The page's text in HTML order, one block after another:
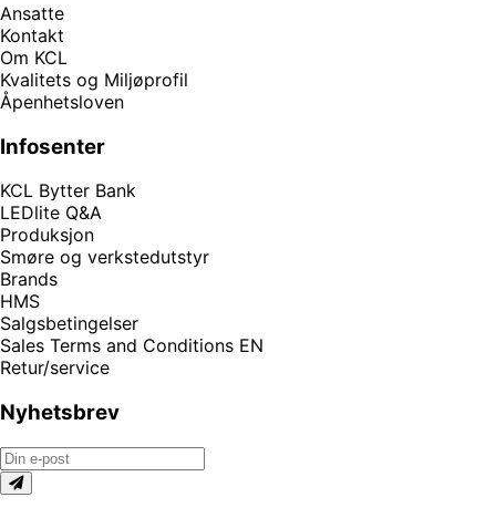
Ansatte
Kontakt
Om KCL
Kvalitets og Miljøprofil
Åpenhetsloven
Infosenter
KCL Bytter Bank
LEDlite Q&A
Produksjon
Smøre og verkstedutstyr
Brands
HMS
Salgsbetingelser
Sales Terms and Conditions EN
Retur/service
Nyhetsbrev